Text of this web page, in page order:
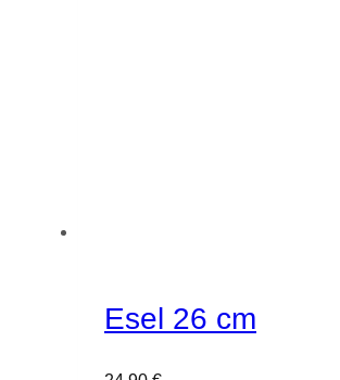
Esel 26 cm